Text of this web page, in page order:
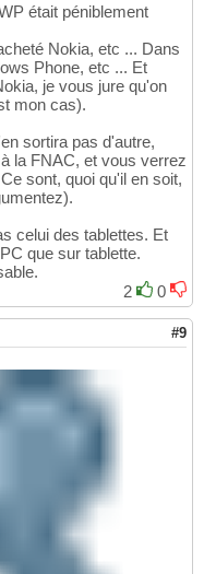
était péniblement
Nokia, etc ... Dans
Phone, etc ... Et
je vous jure qu'on
mon cas).
sortira pas d'autre,
la FNAC, et vous verrez
sont, quoi qu'il en soit,
celui des tablettes. Et
que sur tablette.
2
0
#9